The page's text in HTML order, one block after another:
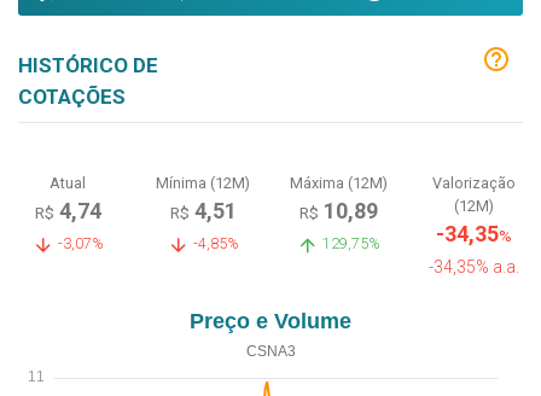
HISTÓRICO DE
COTAÇÕES
Atual
R$ 4,74
-3,07%
Mínima (12M)
R$ 4,51
-4,85%
Máxima (12M)
R$ 10,89
129,75%
Valorização
(12M)
-34,35%
-34,35% a.a.